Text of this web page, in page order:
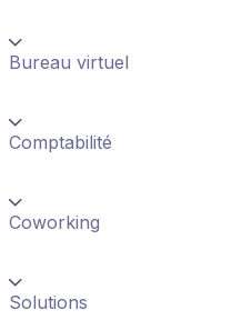
Bureau virtuel
Comptabilité
Coworking
Solutions